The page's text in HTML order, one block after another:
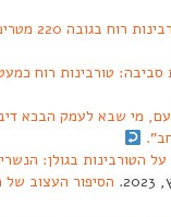
21
סביבה: טורבינות רוח
מי שבא לעמק הבכא
הטורבינות בגולן:
הסיפור העצוב של